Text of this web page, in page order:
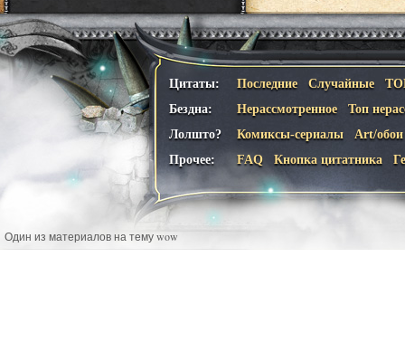
Цитаты: Последние Случайные
Бездна:
Нерассмотренное
Топ
Лолшто?
Комиксы-сериалы
Art/обои
Прочее:
FAQ Кнопка цитатника
Один из материалов на тему wow